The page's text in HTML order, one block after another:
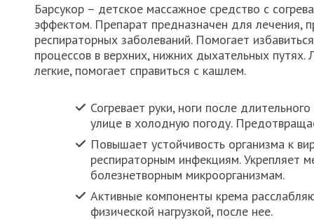
Барсукор – детское массажное средство с
эффектом. Препарат предназначен для лечения,
респираторных заболеваний. Помогает
процессов в верхних, нижних дыхательных путях.
легкие, помогает справиться с кашлем.
Согревает руки, ноги после
улице в холодную погоду.
Повышает устойчивость организма к
респираторным инфекциям. Укрепляет
болезнетворным микроорганизмам.
Активные компоненты крема
физической нагрузкой, после нее.